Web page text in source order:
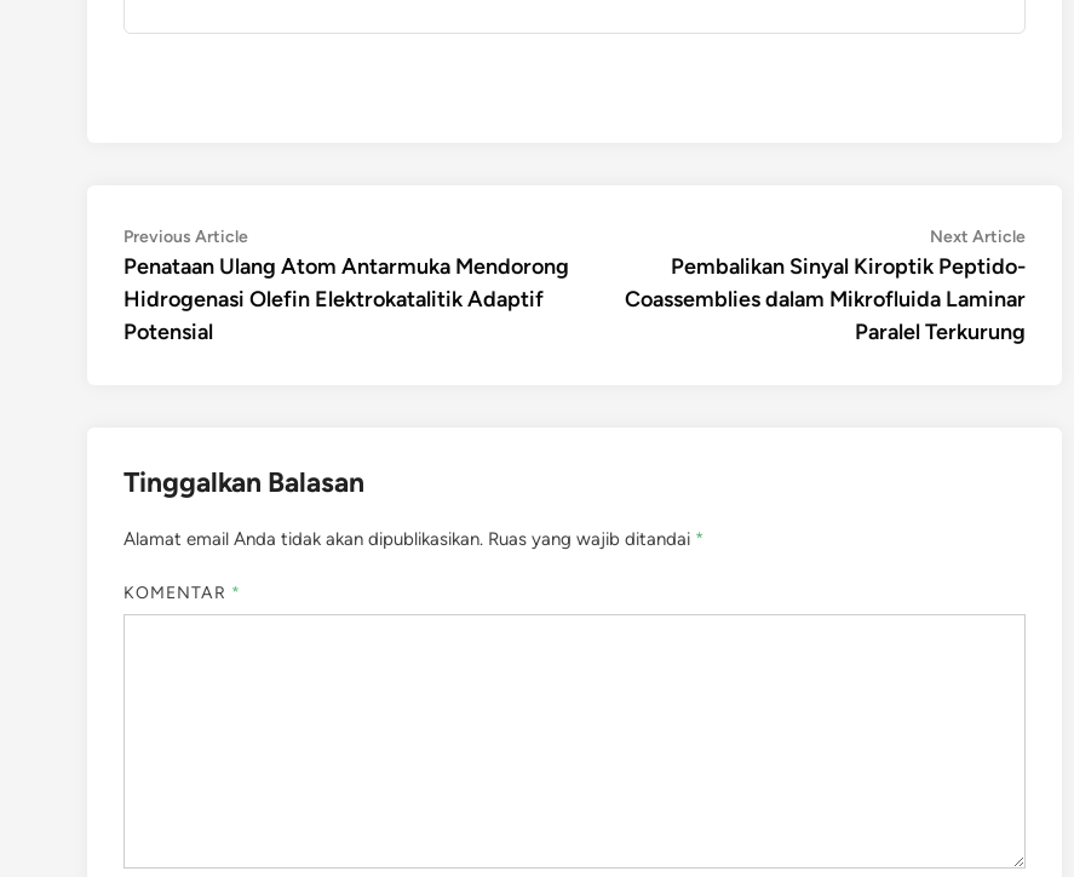
Navigasi
pos
Previous ArticlePrevious
article:
Penataan Ulang Atom Antarmuka Mendorong
Hidrogenasi Olefin Elektrokatalitik Adaptif
Potensial
Next ArticleNext
article:
Pembalikan Sinyal Kiroptik Peptido-
Coassemblies dalam Mikrofluida Laminar
Paralel Terkurung
Tinggalkan Balasan
Alamat email Anda tidak akan dipublikasikan. Ruas yang wajib ditandai *
KOMENTAR *